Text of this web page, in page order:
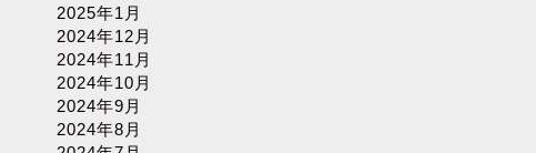
2025年1月
2024年12月
2024年11月
2024年10月
2024年9月
2024年8月